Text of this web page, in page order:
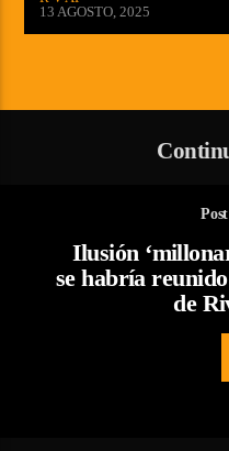
13 AGOSTO, 2025
Ilusión
se habría
de